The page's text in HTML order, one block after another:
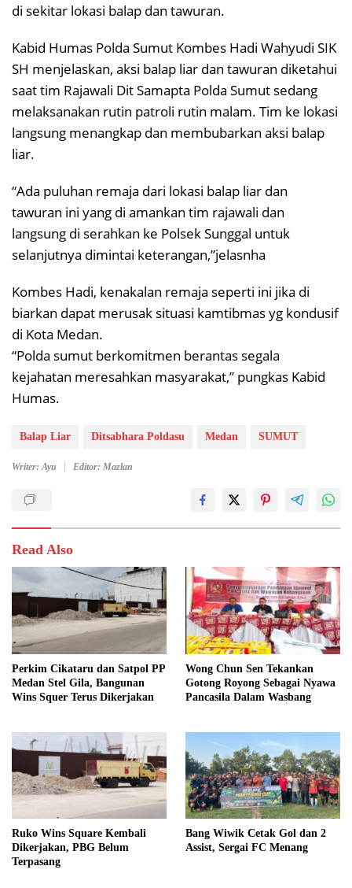
di sekitar lokasi balap dan tawuran.
Kabid Humas Polda Sumut Kombes Hadi Wahyudi SIK
SH menjelaskan, aksi balap liar dan tawuran diketahui
saat tim Rajawali Dit Samapta Polda Sumut sedang
melaksanakan rutin patroli rutin malam. Tim ke lokasi
langsung menangkap dan membubarkan aksi balap
liar.
“Ada puluhan remaja dari lokasi balap liar dan
tawuran ini yang di amankan tim rajawali dan
langsung di serahkan ke Polsek Sunggal untuk
selanjutnya dimintai keterangan,”jelasnha
Kombes Hadi, kenakalan remaja seperti ini jika di
biarkan dapat merusak situasi kamtibmas yg kondusif
di Kota Medan.
“Polda sumut berkomitmen berantas segala
kejahatan meresahkan masyarakat,” pungkas Kabid
Humas.
Balap Liar Ditsabhara Poldasu Medan SUMUT
Writer: Ayu Editor: Mazlan
Read Also
Perkim Cikataru dan Satpol PP
Medan Stel Gila, Bangunan
Wins Squer Terus Dikerjakan
Wong Chun Sen Tekankan
Gotong Royong Sebagai Nyawa
Pancasila Dalam Wasbang
Ruko Wins Square Kembali
Dikerjakan, PBG Belum
Terpasang
Bang Wiwik Cetak Gol dan 2
Assist, Sergai FC Menang